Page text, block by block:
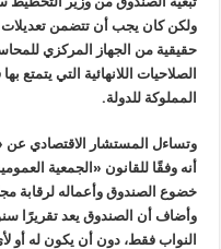
ولكن كان يجب أن تتضمن
حقيقية من الجهاز المركزي
الصلاحيات اللانهائية التي
المملوكة للدولة.
وتساءل المستشار الاقتصادي
أنه وفقًا للقانون «الجمعية
خضوع الصندوق وأعماله لرقابة
وأضاف أن الصندوق يعد تقريرًا
النواب فقط، دون أن يكون له أو